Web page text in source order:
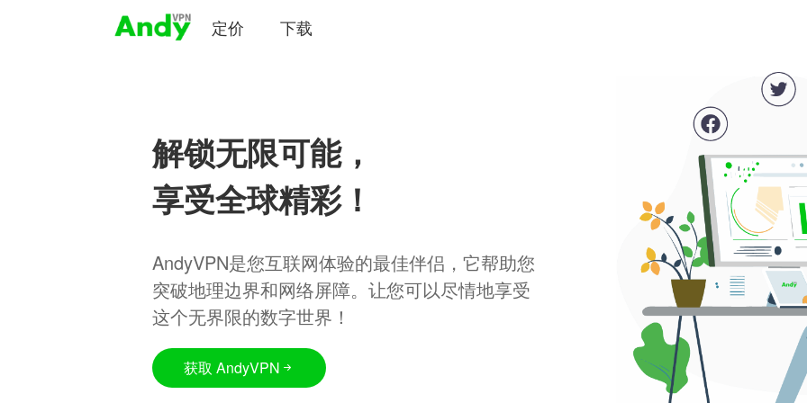
定价 下载
解锁无限可能，
享受全球精彩！
AndyVPN是您互联网体验的最佳伴侣，它帮助您
突破地理边界和网络屏障。让您可以尽情地享受
这个无界限的数字世界！
获取 AndyVPN